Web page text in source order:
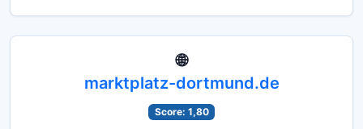
🌐
marktplatz-dortmund.de
Score: 1,80